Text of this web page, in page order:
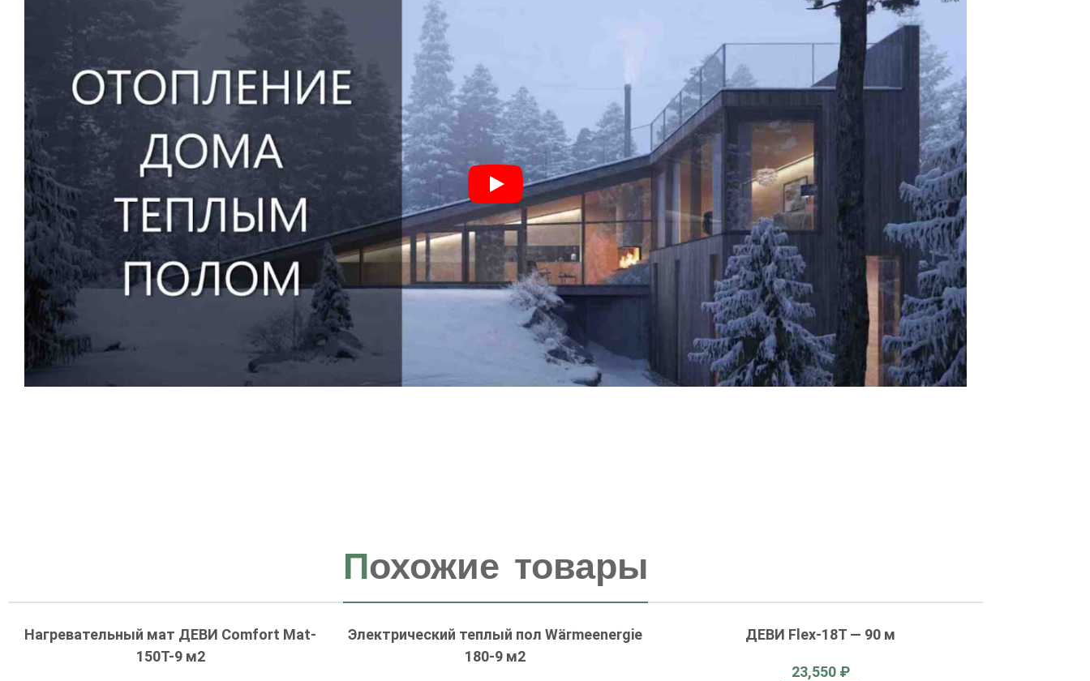
Похожие товары
Нагревательный мат ДЕВИ Comfort Mat-
150T-9 м2
Электрический теплый пол Wärmeenergie
180-9 м2
ДЕВИ Flex-18T — 90 м
₽